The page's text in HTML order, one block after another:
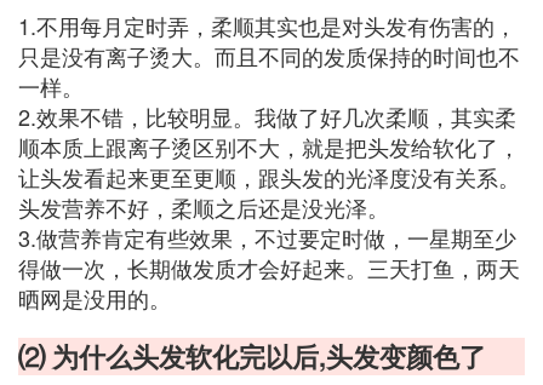
1.不用每月定时弄，柔顺其实也是对头发有伤害的，
只是没有离子烫大。而且不同的发质保持的时间也不
一样。
2.效果不错，比较明显。我做了好几次柔顺，其实柔
顺本质上跟离子烫区别不大，就是把头发给软化了，
让头发看起来更至更顺，跟头发的光泽度没有关系。
头发营养不好，柔顺之后还是没光泽。
3.做营养肯定有些效果，不过要定时做，一星期至少
得做一次，长期做发质才会好起来。三天打鱼，两天
晒网是没用的。
⑵ 为什么头发软化完以后,头发变颜色了